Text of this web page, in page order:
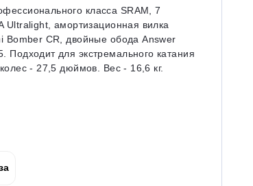
класса SRAM, 7
Ultralight, амортизационная вилка
Bomber CR, двойные обода Answer
Подходит для экстремального катания
- 27,5 дюймов. Вес - 16,6 кг.